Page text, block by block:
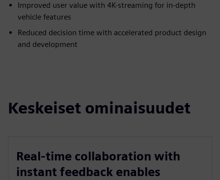
Improved user value with 4K-streaming for in-depth
vehicle features
Reduced decision time with accelerated product design
and development
Keskeiset ominaisuudet
Real-time collaboration with
instant feedback enables